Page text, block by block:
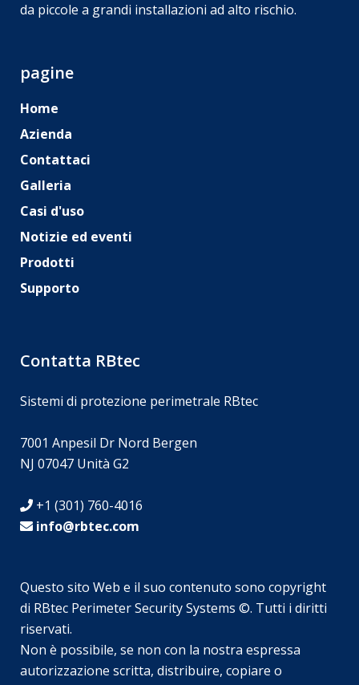
da piccole a grandi installazioni ad alto rischio.
pagine
Home
Azienda
Contattaci
Galleria
Casi d'uso
Notizie ed eventi
Prodotti
Supporto
Contatta RBtec
Sistemi di protezione perimetrale RBtec
7001 Anpesil Dr Nord Bergen
NJ 07047 Unità G2
+1 (301) 760-4016
info@rbtec.com
Questo sito Web e il suo contenuto sono copyright
di RBtec Perimeter Security Systems ©. Tutti i diritti
riservati.
Non è possibile, se non con la nostra espressa
autorizzazione scritta, distribuire, copiare o